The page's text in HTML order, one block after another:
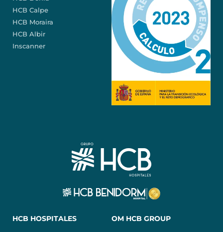
HCB Calpe
HCB Moraira
HCB Albir
Inscanner
HCB HOSPITALES OM HCB GROUP